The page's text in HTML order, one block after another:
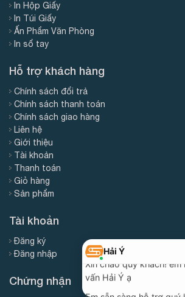
In Hộp Giấy
In Túi Giấy
Ấn Phẩm Văn Phòng
In sổ tay
Hỗ trợ khách hàng
Chính sách đổi trả
Chính sách thanh toán
Chính sách giao hàng
Liên hệ
Giới thiệu
Tài khoản
Thanh toán
Giỏ hàng
Sản phẩm
Tài khoản
Đăng ký
Đăng nhập
Chứng nhận